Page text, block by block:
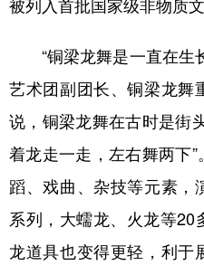
被列入首批国家级非物质
“铜梁龙舞是一直在生
艺术团副团长、铜梁龙舞
说，铜梁龙舞在古时是街
着龙走一走，左右舞两下
蹈、戏曲、杂技等元素，
系列，大蠕龙、火龙等20
龙道具也变得更轻，利于